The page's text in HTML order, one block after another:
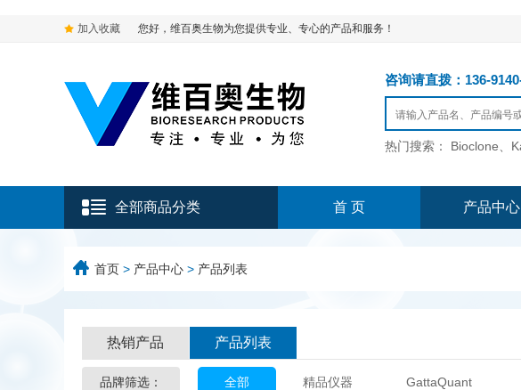
加入收藏 您好，维百奥生物为您提供专业、专心的产品和服务！
咨询请直拨：136-
热门搜索： Bioclone、
全部商品分类 首 页 产品中心
首页 > 产品中心 > 产品列表
热销产品 产品列表
品牌筛选： 全部 精品仪器 GattaQuant